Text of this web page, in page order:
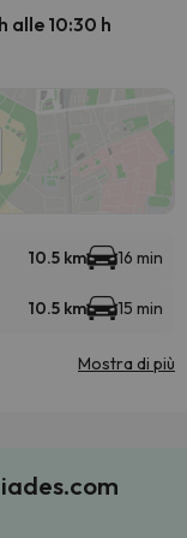
alle 10:30 h
10.5 km 16 min
10.5 km 15 min
Mostra di più